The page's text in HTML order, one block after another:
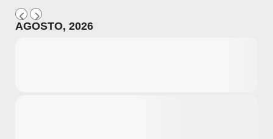
AGOSTO, 2026